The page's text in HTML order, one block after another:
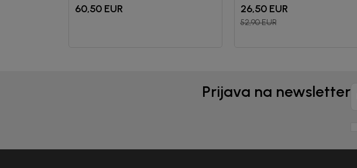
60,50 EUR 26,50 EUR
52,90EUR
Prijava na newsletter
Prijavi se, ostvari popuste i postani deo BebaKids priče.